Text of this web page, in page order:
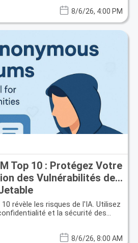
8/6/26, 4:00 PM
Top 10 : Protégez Votre
des Vulnérabilités de
10 révèle les risques de l'IA. Utilisez
et la sécurité des
8/6/26, 8:00 AM